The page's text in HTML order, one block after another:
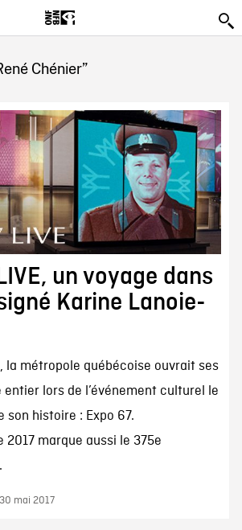
Chénier”
un voyage dans
Karine Lanoie-
la métropole québécoise ouvrait ses
lors de l’événement culturel le
son histoire : Expo 67.
2017 marque aussi le 375e
mai 2017